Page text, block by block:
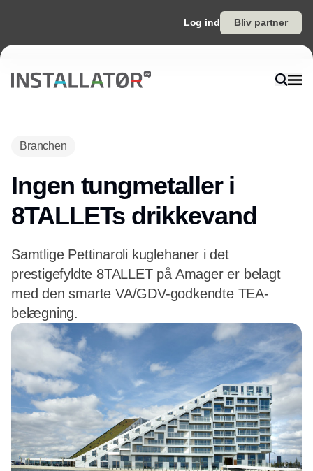
Log ind Bliv partner
Branchen
Ingen tungmetaller i
8TALLETs drikkevand
Samtlige Pettinaroli kuglehaner i det
prestigefyldte 8TALLET på Amager er belagt
med den smarte VA/GDV-godkendte TEA-
belægning.